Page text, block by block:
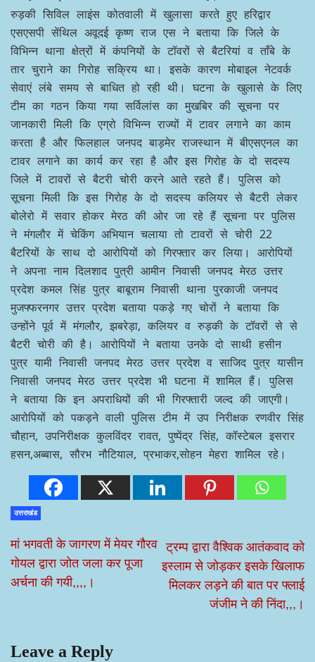
रुड़की सिविल लाइंस कोतवाली में खुलासा करते हुए हरिद्वार
एसएसपी सेंथिल अवूदई कृष्ण राज एस ने बताया कि जिले के
विभिन्न थाना क्षेत्रों में कंपनियों के टॉवरों से बैटरियां व ताँबे के
तार चुराने का गिरोह सक्रिय था। इसके कारण मोबाइल नेटवर्क
सेवाएं लंबे समय से बाधित हो रही थी। घटना के खुलासे के लिए
टीम का गठन किया गया सर्विलांस का मुखबिर की सूचना पर
जानकारी मिली कि एग्रो विभिन्न राज्यों में टावर लगाने का काम
करता है और फिलहाल जनपद बाड़मेर राजस्थान में बीएसएनल का
टावर लगाने का कार्य कर रहा है और इस गिरोह के दो सदस्य
जिले में टावरों से बैटरी चोरी करने आते रहते हैं। पुलिस को
सूचना मिली कि इस गिरोह के दो सदस्य कलियर से बैटरी लेकर
बोलेरो में सवार होकर मेरठ की ओर जा रहे हैं सूचना पर पुलिस
ने मंगलौर में चेकिंग अभियान चलाया तो टावरों से चोरी 22
बैटरियों के साथ दो आरोपियों को गिरफ्तार कर लिया। आरोपियों
ने अपना नाम दिलशाद पुत्री आमीन निवासी जनपद मेरठ उत्तर
प्रदेश कमल सिंह पुत्र बाबूराम निवासी थाना पुरकाजी जनपद
मुजफ्फरनगर उत्तर प्रदेश बताया पकड़े गए चोरों ने बताया कि
उन्होंने पूर्व में मंगलौर, झबरेड़ा, कलियर व रुड़की के टॉवरों से से
बैटरी चोरी की है। आरोपियों ने बताया उनके दो साथी हसीन
पुत्र यामी निवासी जनपद मेरठ उत्तर प्रदेश व साजिद पुत्र यासीन
निवासी जनपद मेरठ उत्तर प्रदेश भी घटना में शामिल हैं। पुलिस
ने बताया कि इन अपराधियों की भी गिरफ्तारी जल्द की जाएगी।
आरोपियों को पकड़ने वाली पुलिस टीम में उप निरीक्षक रणवीर सिंह
चौहान, उपनिरीक्षक कुलविंदर रावत, पुष्पेंद्र सिंह, कॉस्टेबल इसरार
हसन,अब्बास, सौरभ नौटियाल, प्रभाकर,सोहन मेहरा शामिल रहे।
उत्तराखंड
मां भगवती के जागरण में मेयर गौरव
गोयल द्वारा जोत जला कर पूजा
अर्चना की गयी,,,,।
ट्रम्प द्वारा वैश्विक आतंकवाद को
इस्लाम से जोड़कर इसके खिलाफ
मिलकर लड़ने की बात पर फ्लाई
जंजीम ने की निंदा,,,।
Leave a Reply